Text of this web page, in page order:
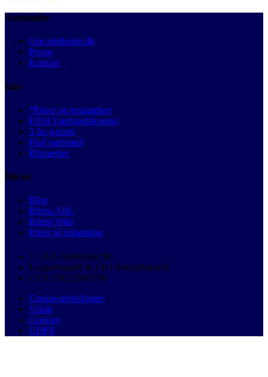
Autobutler
Om autobutler.dk
Presse
Kontakt
Info
*Priser og besparelser
FDM Værkstedskontrol
3 års garanti
Find værksted
Bilmærker
Bilråd
Blog
Bilens ABC
Bilens Wiki
Priser på reparation
© 2026 Autobutler.dk
Langebrogade 4, 1411 København K
CVR: DK32891799
Cookie-indstillinger
Vilkår
Cookies
GDPR